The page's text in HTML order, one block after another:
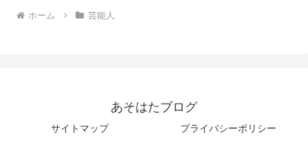
ホーム 芸能人
あそはたブログ
サイトマップ プライバシーポリシー